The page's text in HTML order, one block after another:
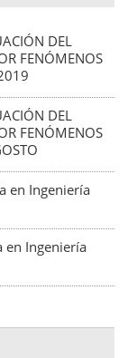
DEL
FENÓMENOS
DEL
FENÓMENOS
en Ingeniería
en Ingeniería